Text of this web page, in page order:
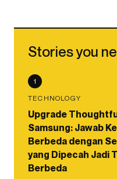
Stories you
1
TECHNOLOGY
Upgrade
Samsung: Jawab
Berbeda dengan
yang Dipecah Jadi
Berbeda